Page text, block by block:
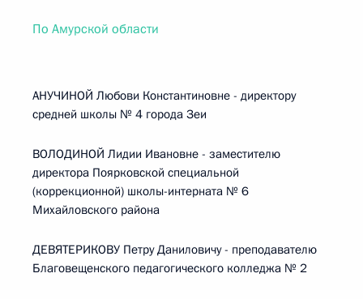
По Амурской области
АНУЧИНОЙ Любови Константиновне - директору
средней школы № 4 города Зеи
ВОЛОДИНОЙ Лидии Ивановне - заместителю
директора Поярковской специальной
(коррекционной) школы-интерната № 6
Михайловского района
ДЕВЯТЕРИКОВУ Петру Даниловичу - преподавателю
Благовещенского педагогического колледжа № 2